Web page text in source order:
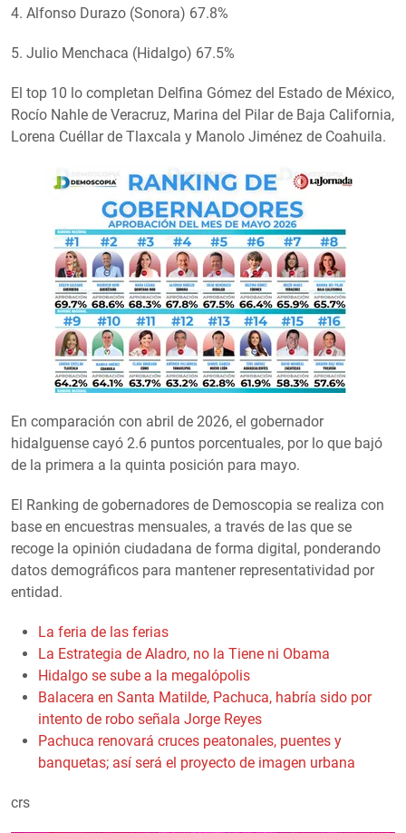
4. Alfonso Durazo (Sonora) 67.8%
5. Julio Menchaca (Hidalgo) 67.5%
El top 10 lo completan Delfina Gómez del Estado de México,
Rocío Nahle de Veracruz, Marina del Pilar de Baja California,
Lorena Cuéllar de Tlaxcala y Manolo Jiménez de Coahuila.
En comparación con abril de 2026, el gobernador
hidalguense cayó 2.6 puntos porcentuales, por lo que bajó
de la primera a la quinta posición para mayo.
El Ranking de gobernadores de Demoscopia se realiza con
base en encuestras mensuales, a través de las que se
recoge la opinión ciudadana de forma digital, ponderando
datos demográficos para mantener representatividad por
entidad.
La feria de las ferias
La Estrategia de Aladro, no la Tiene ni Obama
Hidalgo se sube a la megalópolis
Balacera en Santa Matilde, Pachuca, habría sido por
intento de robo señala Jorge Reyes
Pachuca renovará cruces peatonales, puentes y
banquetas; así será el proyecto de imagen urbana
crs